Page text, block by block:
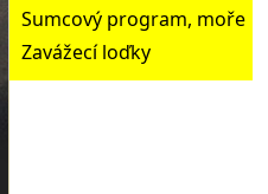
Sumcový program, moře
Zavážecí loďky